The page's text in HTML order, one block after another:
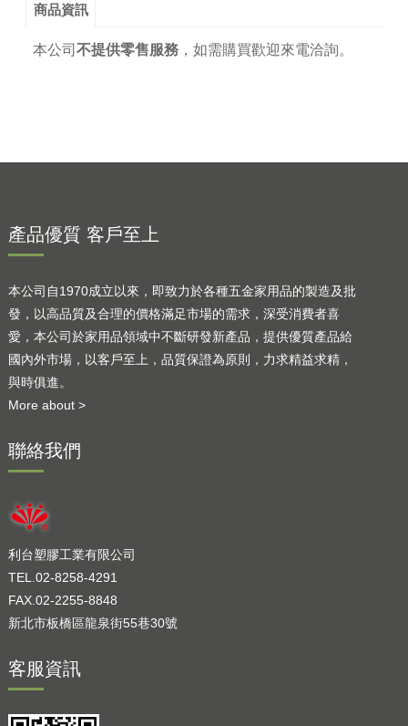
商品資訊
本公司 不提供零售服務， 如需購買歡迎來電洽詢。
產品優質 客戶至上
本公司自1970成立以來，即致力於各種五金家用品的製造及批
發，以高品質及合理的價格滿足市場的需求，深受消費者喜
愛，本公司於家用品領域中不斷研發新產品，提供優質產品給
國內外市場，以客戶至上，品質保證為原則，力求精益求精，
與時俱進。
More about >
聯絡我們
利台塑膠工業有限公司
TEL.02-8258-4291
FAX.02-2255-8848
新北市板橋區龍泉街55巷30號
客服資訊